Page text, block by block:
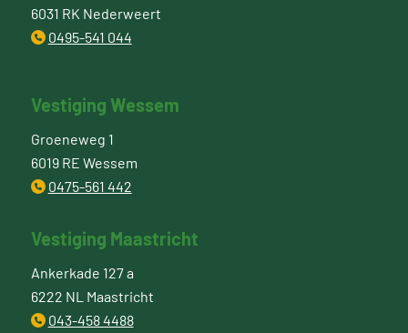
6031 RK Nederweert
0495-541 044
Vestiging Wessem
Groeneweg 1
6019 RE Wessem
0475-561 442
Vestiging Maastricht
Ankerkade 127 a
6222 NL Maastricht
043-458 4488